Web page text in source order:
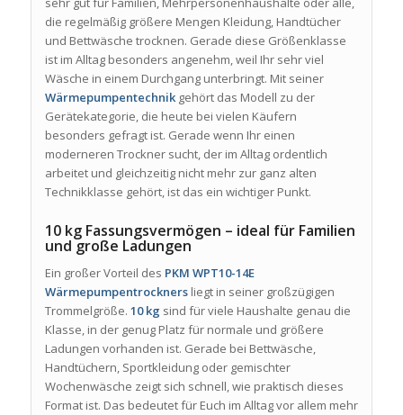
die regelmäßig größere Mengen Kleidung, Handtücher
und Bettwäsche trocknen. Gerade diese Größenklasse
ist im Alltag besonders angenehm, weil Ihr sehr viel
Wäsche in einem Durchgang unterbringt. Mit seiner
Wärmepumpentechnikgehört das Modell zu der
Gerätekategorie, die heute bei vielen Käufern
besonders gefragt ist. Gerade wenn Ihr einen
moderneren Trockner sucht, der im Alltag ordentlich
arbeitet und gleichzeitig nicht mehr zur ganz alten
Technikklasse gehört, ist das ein wichtiger Punkt.
10 kg Fassungsvermögen – ideal für Familien
und große Ladungen
Ein großer Vorteil des PKM WPT10-14E
Wärmepumpentrocknersliegt in seiner großzügigen
Trommelgröße. 10 kg sind für viele Haushalte genau die
Klasse, in der genug Platz für normale und größere
Ladungen vorhanden ist. Gerade bei Bettwäsche,
Handtüchern, Sportkleidung oder gemischter
Wochenwäsche zeigt sich schnell, wie praktisch dieses
Format ist. Das bedeutet für Euch im Alltag vor allem mehr